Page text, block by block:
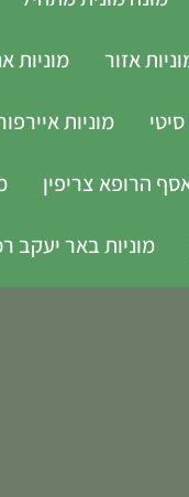
אזור מוניות
מוניות
הרופא צריפין
מוניות באר יעקב